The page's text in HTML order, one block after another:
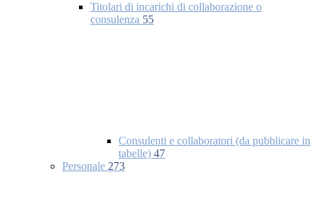
Titolari di incarichi di collaborazione o
consulenza 55
Consulenti e collaboratori (da pubblicare in
tabelle) 47
Personale 273